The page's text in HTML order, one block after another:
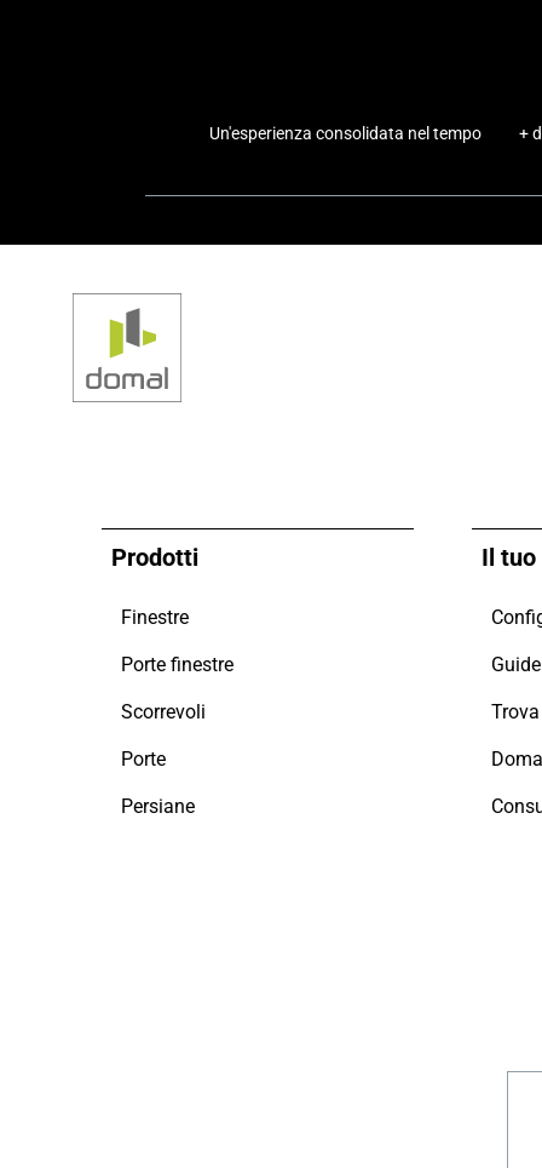
Un'esperienza consolidata nel tempo +
Prodotti
Finestre
Porte finestre
Scorrevoli
Porte
Persiane
Il